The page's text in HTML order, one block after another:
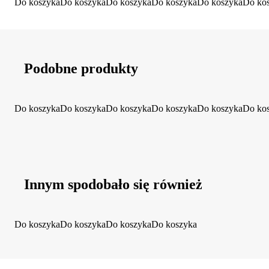
Do koszykaDo koszykaDo koszykaDo koszykaDo koszykaDo
Podobne produkty
Do koszykaDo koszykaDo koszykaDo koszykaDo koszykaDo
Innym spodobało się również
Do koszykaDo koszykaDo koszykaDo koszyka